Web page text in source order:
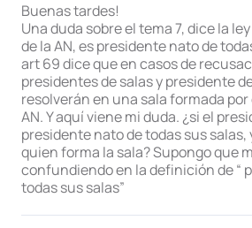
Buenas tardes!
Una duda sobre el tema 7, dice la
de la AN, es presidente nato de
art 69 dice que en casos de
presidentes de salas y presidente
resolverán en una sala formada
AN. Y aquí viene mi duda. ¿si el
presidente nato de todas sus salas,
quien forma la sala? Supongo que
confundiendo en la definición de “
todas sus salas”